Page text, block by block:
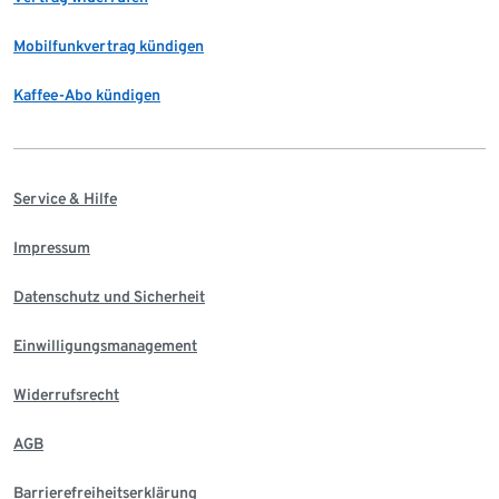
Mobilfunkvertrag kündigen
Kaffee-Abo kündigen
Service & Hilfe
Impressum
Datenschutz und Sicherheit
Einwilligungsmanagement
Widerrufsrecht
AGB
Barrierefreiheitserklärung